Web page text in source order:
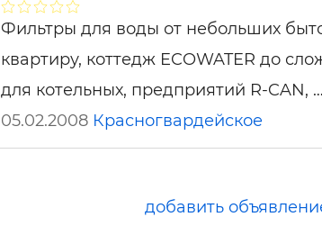
Фильтры для воды от небольших
квартиру, коттедж ECOWATER до
для котельных, предприятий R-CAN, …
05.02.2008 Красногвардейское
добавить